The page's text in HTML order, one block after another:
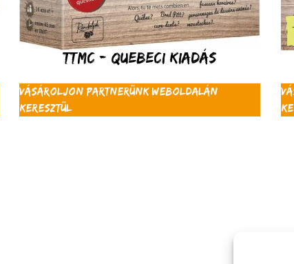
TTMC - Quebeci kiadás
Vásároljon partnerünk weboldalán
keresztül